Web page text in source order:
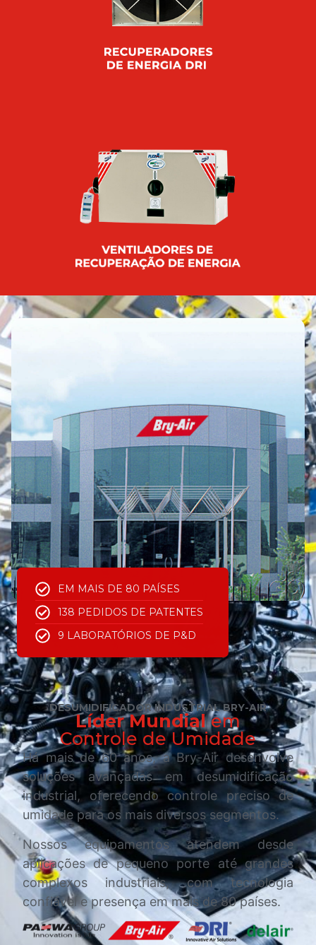
EM MAIS DE 80 PAÍSES
138 PEDIDOS DE PATENTES
9 LABORATÓRIOS DE P&D
DESUMIDIFICADOR INDUSTRIAL BRY-AIR
Líder Mundialem
Controle de Umidade
Há mais de 60 anos, a Bry-Air desenvolve
soluções avançadas em desumidificação
industrial, oferecendo controle preciso de
umidade para os mais diversos segmentos.
Nossos equipamentos atendem desde
aplicações de pequeno porte até grandes
complexos industriais, com tecnologia
confiável e presença em mais de 80 países.